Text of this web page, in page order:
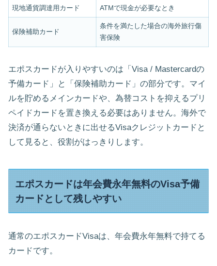
現地通貨調達用カード ATMで現金が必要なとき
保険補助カード
条件を満たした場合の海外旅行傷
害保険
エポスカードが入りやすいのは「Visa / Mastercardの
予備カード」と「保険補助カード」の部分です。マイ
ルを貯めるメインカードや、為替コストを抑えるプリ
ペイドカードを置き換える必要はありません。海外で
決済が通らないときに出せるVisaクレジットカードと
して見ると、役割がはっきりします。
エポスカードは年会費永年無料のVisa予備
カードとして残しやすい
通常のエポスカードVisaは、年会費永年無料で持てる
カードです。